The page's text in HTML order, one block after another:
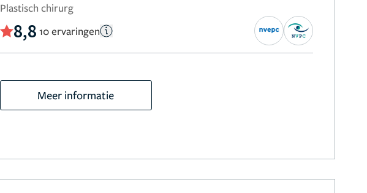
Plastisch chirurg
8,8 10 ervaringen
Meer informatie